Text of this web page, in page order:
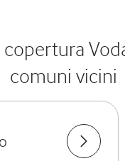
copertura
comuni vicini